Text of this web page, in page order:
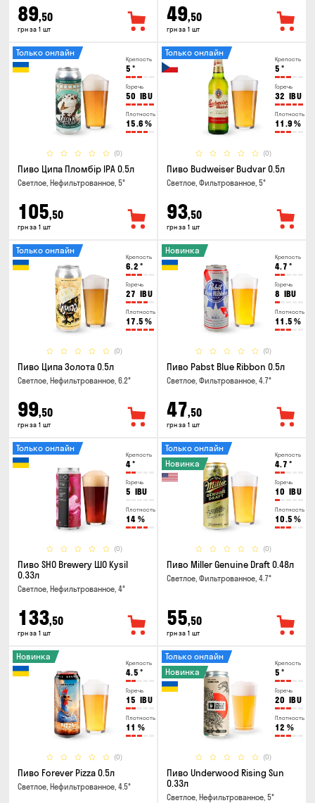
89,50
грн за 1 шт
49,50
грн за 1 шт
Крепость
5 °
Горечь
50 IBU
Плотность
15.6 %
(0)
Только онлайн
Пиво Ципа Пломбір IPA 0.5л
Светлое, Нефильтрованное, 5°
105,50
грн за 1 шт
Крепость
5 °
Горечь
32 IBU
Плотность
11.9 %
(0)
Только онлайн
Пиво Budweiser Budvar 0.5л
Светлое, Фильтрованное, 5°
93,50
грн за 1 шт
Крепость
6.2 °
Горечь
27 IBU
Плотность
17.5 %
(0)
Только онлайн
Пиво Ципа Золота 0.5л
Светлое, Нефильтрованное, 6.2°
99,50
грн за 1 шт
Крепость
4.7 °
Горечь
8 IBU
Плотность
11.5 %
(0)
Новинка
Пиво Pabst Blue Ribbon 0.5л
Светлое, Фильтрованное, 4.7°
47,50
грн за 1 шт
Крепость
4°
Горечь
5 IBU
Плотность
14 %
(0)
Только онлайн
Пиво SHO Brewery ШО Kysil
0.33л
Светлое, Нефильтрованное, 4°
133,50
грн за 1 шт
Крепость
4.7 °
Горечь
10 IBU
Плотность
10.5 %
(0)
Только онлайн
Новинка
Пиво Miller Genuine Draft 0.48л
Светлое, Фильтрованное, 4.7°
55,50
грн за 1 шт
Крепость
4.5 °
Горечь
15 IBU
Плотность
11 %
(0)
Новинка
Пиво Forever Pizza 0.5л
Светлое, Нефильтрованное, 4.5°
Крепость
5 °
Горечь
20 IBU
Плотность
12 %
(0)
Только онлайн
Новинка
Пиво Underwood Rising Sun
0.33л
Светлое, Нефильтрованное, 5°